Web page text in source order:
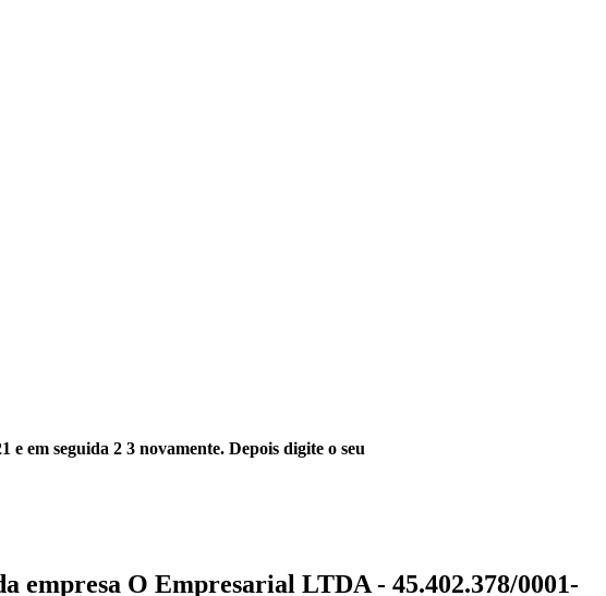
em seguida 2 3 novamente. Depois digite o seu
empresa O Empresarial LTDA - 45.402.378/0001-